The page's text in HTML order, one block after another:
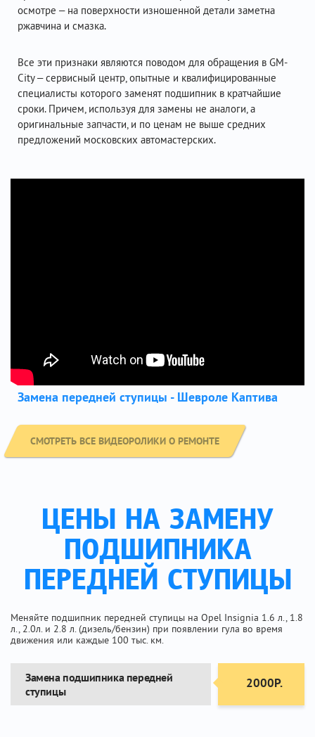
осмотре – на поверхности изношенной детали заметна
ржавчина и смазка.
Все эти признаки являются поводом для обращения в GM-
City – сервисный центр, опытные и квалифицированные
специалисты которого заменят подшипник в кратчайшие
сроки. Причем, используя для замены не аналоги, а
оригинальные запчасти, и по ценам не выше средних
предложений московских автомастерских.
Замена передней ступицы - Шевроле Каптива
СМОТРЕТЬ ВСЕ ВИДЕОРОЛИКИ О РЕМОНТЕ
ЦЕНЫ НА ЗАМЕНУ
ПОДШИПНИКА
ПЕРЕДНЕЙ СТУПИЦЫ
Меняйте подшипник передней ступицы на Opel Insignia 1.6 л., 1.8
л., 2.0л. и 2.8 л. (дизель/бензин) при появлении гула во время
движения или каждые 100 тыс. км.
Замена подшипника передней
ступицы
2000Р.